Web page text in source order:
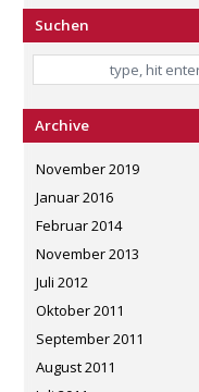
Suchen
Archive
November 2019
Januar 2016
Februar 2014
November 2013
Juli 2012
Oktober 2011
September 2011
August 2011